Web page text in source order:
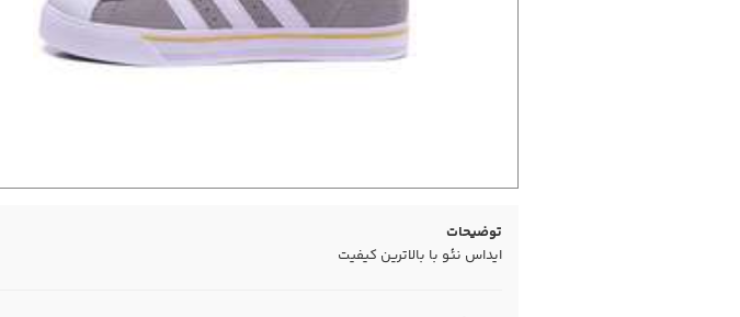
توضیحات
ایداس نئو با بالاترین کیفیت